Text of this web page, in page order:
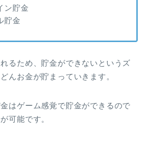
ン貯金
貯金
るため、貯金ができないというズ
んお金が貯まっていきます。
はゲーム感覚で貯金ができるので
可能です。